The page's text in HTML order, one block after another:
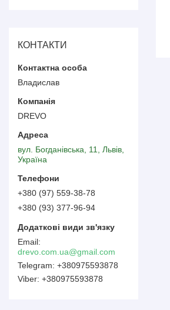
КОНТАКТИ
Владислав
DREVO
вул. Богданівська, 11, Львів,
Україна
+380 (97) 559-38-78
+380 (93) 377-96-94
drevo.com.ua@gmail.com
+380975593878
+380975593878